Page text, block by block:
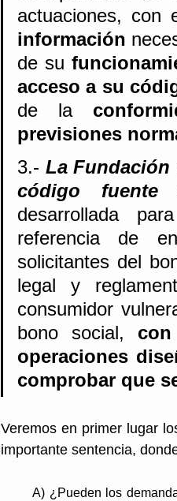
información
de su
acceso a su
de la
previsiones
3.- La Fundación
código fuente
desarrollada
referencia de
solicitantes del
legal y
consumidor
bono social,
operaciones
comprobar que
Veremos en primer lugar
importante sentencia,
A) ¿Pueden los